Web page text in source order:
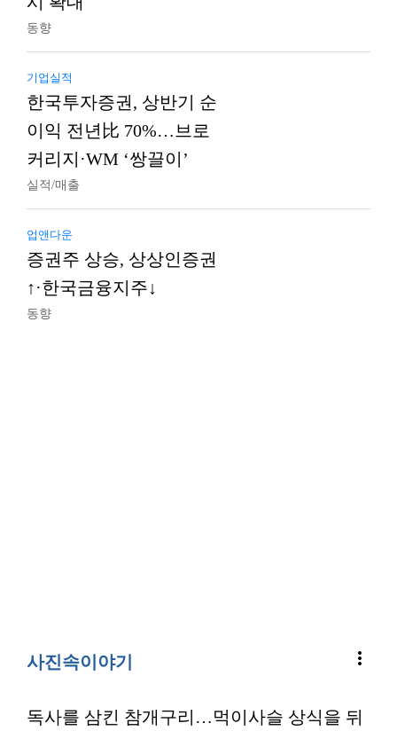
동향
기업실적
한국투자증권, 상반기 순
이익 전년比 70%…브로
커리지·WM ‘쌍끌이’
실적/매출
업앤다운
증권주 상승, 상상인증권
↑·한국금융지주↓
동향
사진속이야기 more_vert
독사를 삼킨 참개구리…먹이사슬 상식을 뒤